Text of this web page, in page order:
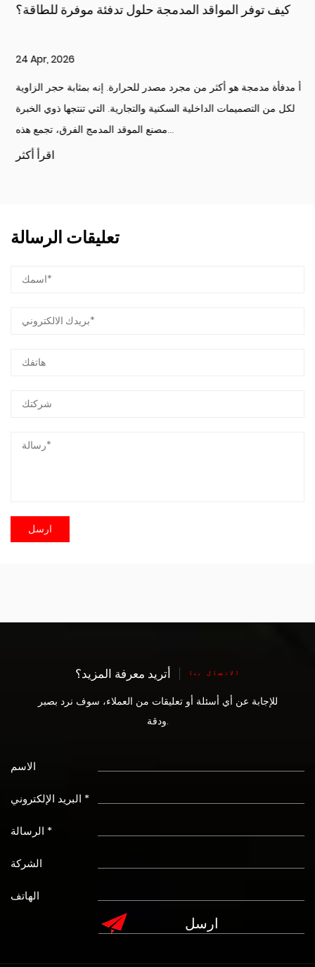
كيف توفر المواقد المدمجة حلول تدفئة موفرة للطاقة؟
24 Apr, 2026
أ مدفأة مدمجة هو أكثر من مجرد مصدر للحرارة. إنه بمثابة حجر الزاوية
لكل من التصميمات الداخلية السكنية والتجارية. التي تنتجها ذوي الخبرة
مصنع الموقد المدمج الفرق، تجمع هذه...
اقرأ أكثر
تعليقات الرسالة
أتريد معرفة المزيد؟ الاتصال بنا
للإجابة عن أي أسئلة أو تعليقات من العملاء، سوف نرد بصبر
ودقة.
الاسم
البريد الإلكتروني *
الرسالة *
الشركة
الهاتف